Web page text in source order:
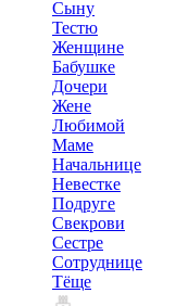
Сыну
Тестю
Женщине
Бабушке
Дочери
Жене
Любимой
Маме
Начальнице
Невестке
Подруге
Свекрови
Сестре
Сотруднице
Тёще